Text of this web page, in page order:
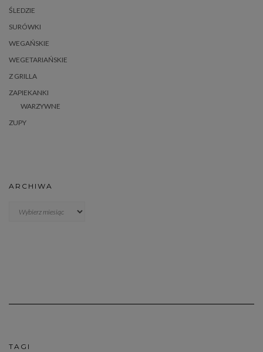
ŚLEDZIE
SURÓWKI
WEGAŃSKIE
WEGETARIAŃSKIE
Z GRILLA
ZAPIEKANKI
WARZYWNE
ZUPY
ARCHIWA
TAGI